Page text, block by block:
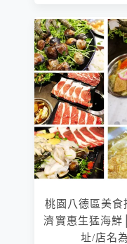
桃園八德區美食
濟實惠生猛海鮮
址/店名